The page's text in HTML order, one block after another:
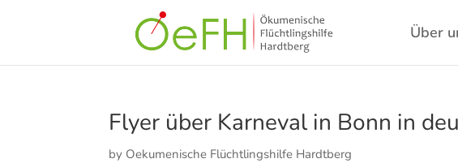
Über
Flyer über Karneval in Bonn in
by Oekumenische Flüchtlingshilfe Hardtberg